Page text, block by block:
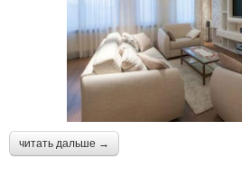
читать дальше →